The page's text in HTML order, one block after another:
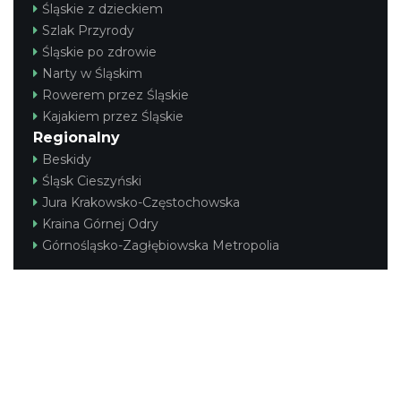
Śląskie z dzieckiem
Szlak Przyrody
Śląskie po zdrowie
Narty w Śląskim
Rowerem przez Śląskie
Kajakiem przez Śląskie
Regionalny
Beskidy
Śląsk Cieszyński
Jura Krakowsko-Częstochowska
Kraina Górnej Odry
Górnośląsko-Zagłębiowska Metropolia